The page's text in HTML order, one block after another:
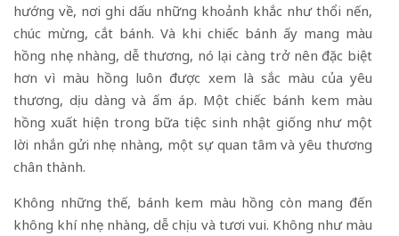
hướng về, nơi ghi dấu những khoảnh khắc như thổi nến,
chúc mừng, cắt bánh. Và khi chiếc bánh ấy mang màu
hồng nhẹ nhàng, dễ thương, nó lại càng trở nên đặc biệt
hơn vì màu hồng luôn được xem là sắc màu của yêu
thương, dịu dàng và ấm áp. Một chiếc bánh kem màu
hồng xuất hiện trong bữa tiệc sinh nhật giống như một
lời nhắn gửi nhẹ nhàng, một sự quan tâm và yêu thương
chân thành.
Không những thế, bánh kem màu hồng còn mang đến
không khí nhẹ nhàng, dễ chịu và tươi vui. Không như màu